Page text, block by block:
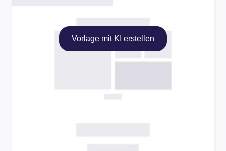
Vorlage mit KI erstellen